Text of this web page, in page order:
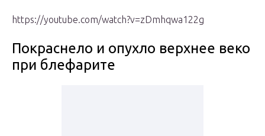
https://youtube.com/watch?v=zDmhqwa122g
Покраснело и опухло верхнее веко
при блефарите